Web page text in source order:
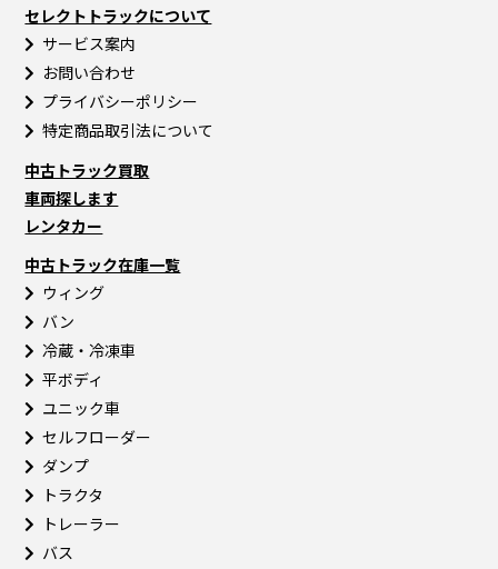
セレクトトラックについて
サービス案内
お問い合わせ
プライバシーポリシー
特定商品取引法について
中古トラック買取
車両探します
レンタカー
中古トラック在庫一覧
ウィング
バン
冷蔵・冷凍車
平ボディ
ユニック車
セルフローダー
ダンプ
トラクタ
トレーラー
バス